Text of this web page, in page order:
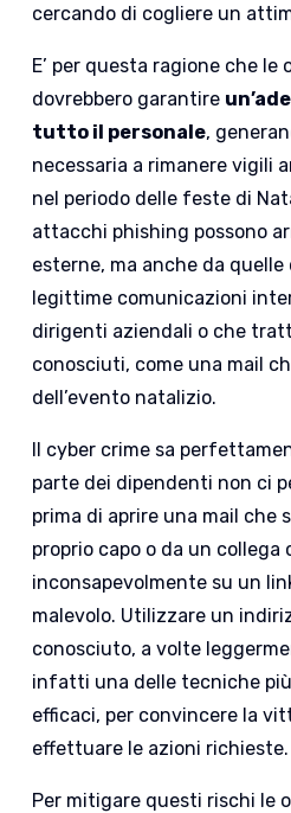
cercando di cogliere un
E’ per questa ragione che le
dovrebbero garantire
tutto il personale,
necessaria a rimanere vigili
nel periodo delle feste di
attacchi phishing possono
esterne, ma anche da quelle
legittime comunicazioni
dirigenti aziendali o che
conosciuti, come una mail
dell’evento natalizio.
Il cyber crime sa
parte dei dipendenti non ci
prima di aprire una mail che
proprio capo o da un
inconsapevolmente su un
malevolo. Utilizzare un
conosciuto, a volte
infatti una delle tecniche
efficaci, per convincere la
effettuare le azioni richieste.
Per mitigare questi rischi le